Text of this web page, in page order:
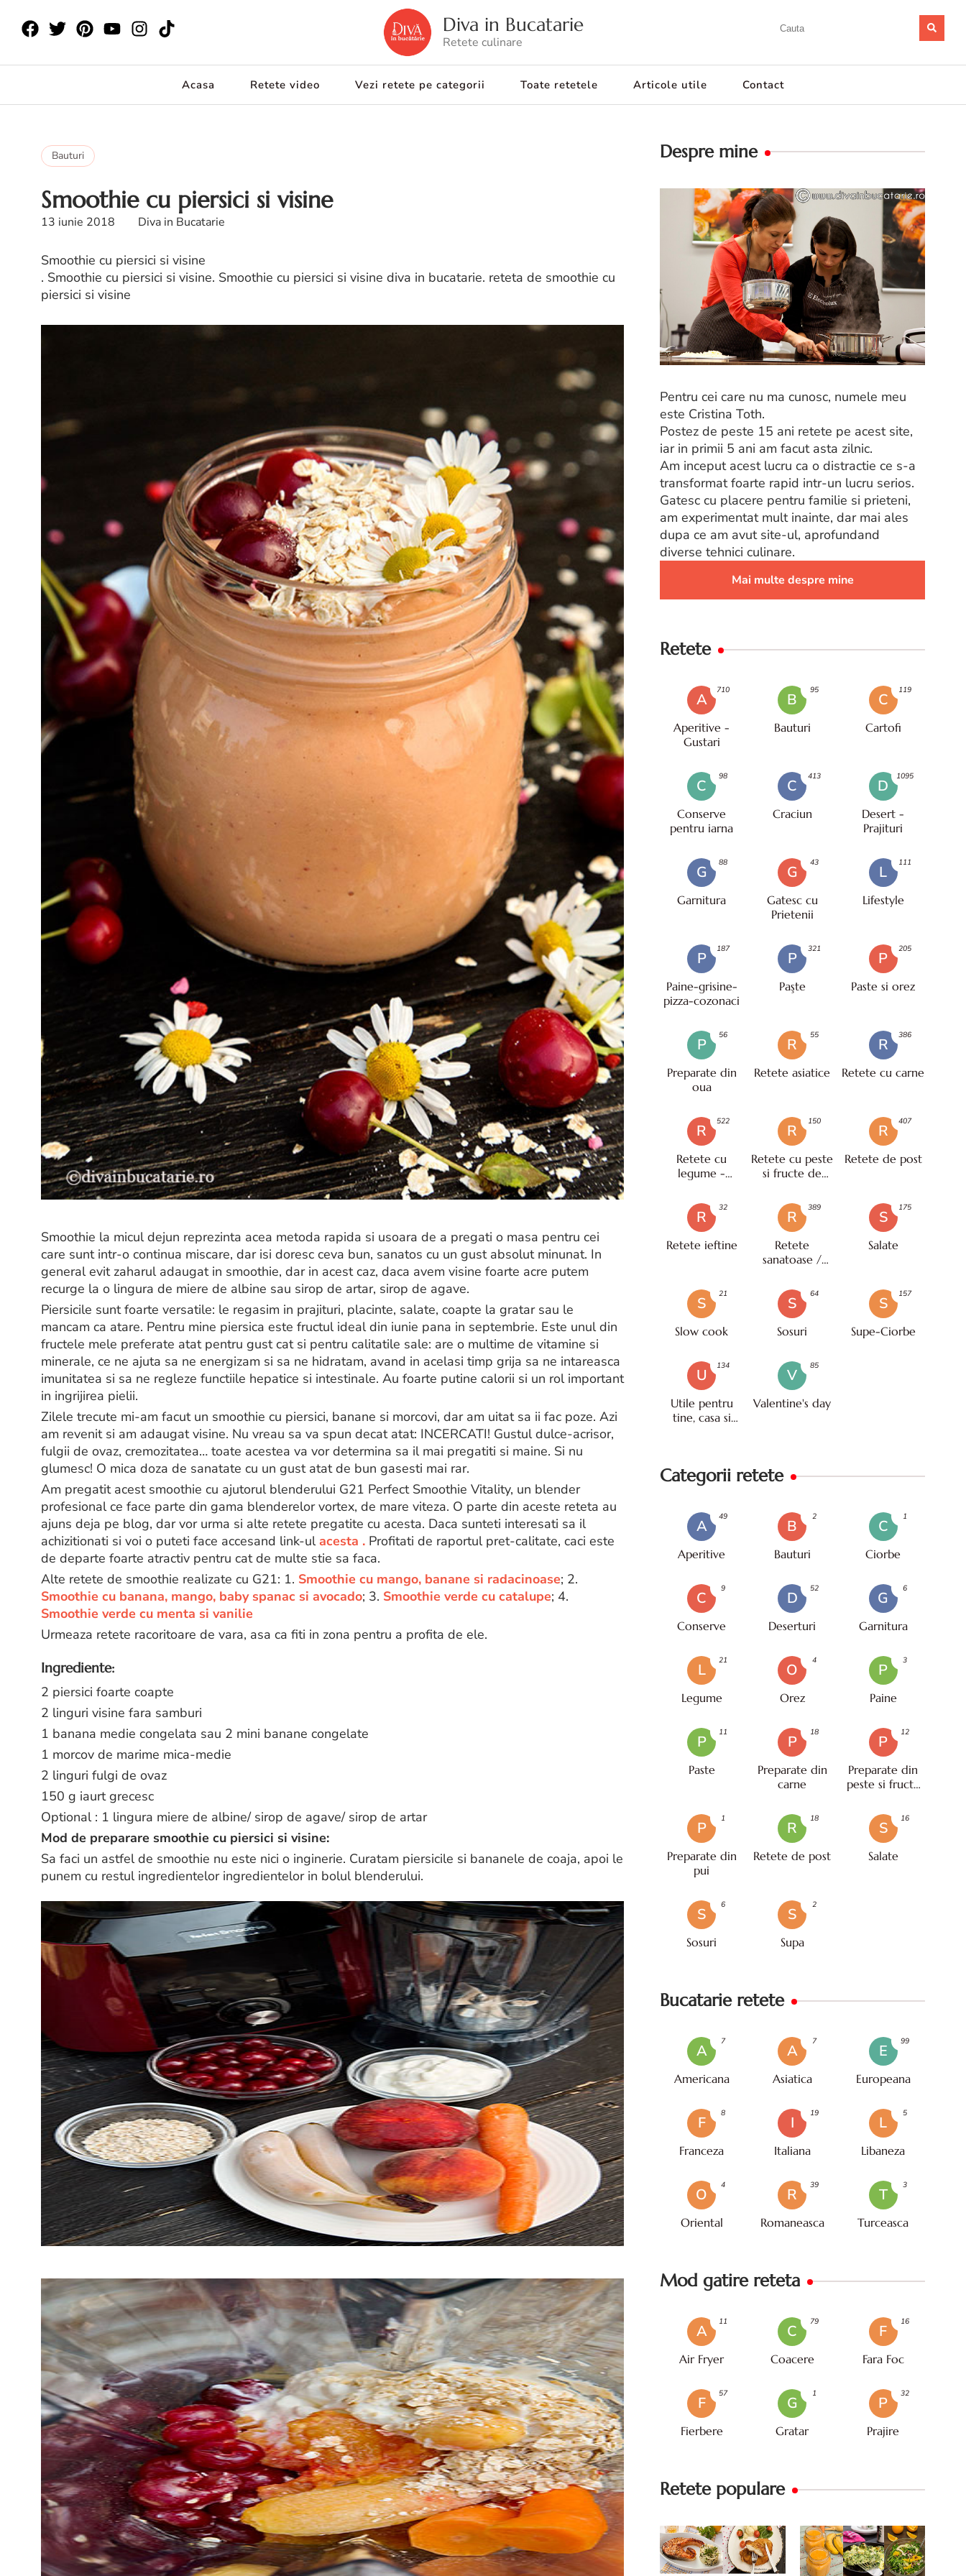
Diva in Bucatarie
Retete culinare
Acasa Retete video Vezi retete pe categorii Toate retetele Articole utile Contact
Bauturi
Smoothie cu piersici si visine
13 iunie 2018 Diva in Bucatarie
Smoothie cu piersici si visine
. Smoothie cu piersici si visine. Smoothie cu piersici si visine diva in bucatarie. reteta de smoothie cu
piersici si visine
Smoothie la micul dejun reprezinta acea metoda rapida si usoara de a pregati o masa pentru cei
care sunt intr-o continua miscare, dar isi doresc ceva bun, sanatos cu un gust absolut minunat. In
general evit zaharul adaugat in smoothie, dar in acest caz, daca avem visine foarte acre putem
recurge la o lingura de miere de albine sau sirop de artar, sirop de agave.
Piersicile sunt foarte versatile: le regasim in prajituri, placinte, salate, coapte la gratar sau le
mancam ca atare. Pentru mine piersica este fructul ideal din iunie pana in septembrie. Este unul din
fructele mele preferate atat pentru gust cat si pentru calitatile sale: are o multime de vitamine si
minerale, ce ne ajuta sa ne energizam si sa ne hidratam, avand in acelasi timp grija sa ne intareasca
imunitatea si sa ne regleze functiile hepatice si intestinale. Au foarte putine calorii si un rol important
in ingrijirea pielii.
Zilele trecute mi-am facut un smoothie cu piersici, banane si morcovi, dar am uitat sa ii fac poze. Azi
am revenit si am adaugat visine. Nu vreau sa va spun decat atat: INCERCATI! Gustul dulce-acrisor,
fulgii de ovaz, cremozitatea… toate acestea va vor determina sa il mai pregatiti si maine. Si nu
glumesc! O mica doza de sanatate cu un gust atat de bun gasesti mai rar.
Am pregatit acest smoothie cu ajutorul blenderului G21 Perfect Smoothie Vitality, un blender
profesional ce face parte din gama blenderelor vortex, de mare viteza. O parte din aceste reteta au
ajuns deja pe blog, dar vor urma si alte retete pregatite cu acesta. Daca sunteti interesati sa il
achizitionati si voi o puteti face accesand link-ulacesta . Profitati de raportul pret-calitate, caci este
de departe foarte atractiv pentru cat de multe stie sa faca.
Alte retete de smoothie realizate cu G21: 1. Smoothie cu mango, banane si radacinoase; 2.
Smoothie cu banana, mango, baby spanac si avocado; 3. Smoothie verde cu catalupe; 4.
Smoothie verde cu menta si vanilie
Urmeaza retete racoritoare de vara, asa ca fiti in zona pentru a profita de ele.
Ingrediente:
2 piersici foarte coapte
2 linguri visine fara samburi
1 banana medie congelata sau 2 mini banane congelate
1 morcov de marime mica-medie
2 linguri fulgi de ovaz
150 g iaurt grecesc
Optional : 1 lingura miere de albine/ sirop de agave/ sirop de artar
Mod de preparare smoothie cu piersici si visine:
Sa faci un astfel de smoothie nu este nici o inginerie. Curatam piersicile si bananele de coaja, apoi le
punem cu restul ingredientelor ingredientelor in bolul blenderului.
Despre mine
Pentru cei care nu ma cunosc, numele meu
este Cristina Toth.
Postez de peste 15 ani retete pe acest site,
iar in primii 5 ani am facut asta zilnic.
Am inceput acest lucru ca o distractie ce s-a
transformat foarte rapid intr-un lucru serios.
Gatesc cu placere pentru familie si prieteni,
am experimentat mult inainte, dar mai ales
dupa ce am avut site-ul, aprofundand
diverse tehnici culinare.
Mai multe despre mine
Retete
A
Aperitive -
Gustari
710
B
Bauturi
95
C
Cartofi
119
C
Conserve
pentru iarna
98
C
Craciun
413
D
Desert -
Prajituri
1095
G
Garnitura
88
G
Gatesc cu
Prietenii
43
L
Lifestyle
111
P
Paine-grisine-
pizza-cozonaci
187
P
Paşte
321
P
Paste si orez
205
P
Preparate din
oua
56
R
Retete asiatice
55
R
Retete cu carne
386
R
Retete cu
legume -
522
R
Retete cu peste
si fructe de
150
R
Retete de post
407
R
Retete ieftine
32
R
Retete
sanatoase /
389
S
Salate
175
S
Slow cook
21
S
Sosuri
64
S
Supe-Ciorbe
157
U
Utile pentru
tine, casa si
134
V
Valentine's day
85
Categorii retete
A
Aperitive
49
B
Bauturi
2
C
Ciorbe
1
C
Conserve
9
D
Deserturi
52
G
Garnitura
6
L
Legume
21
O
Orez
4
P
Paine
3
P
Paste
11
P
Preparate din
carne
18
P
Preparate din
peste si fructe
12
P
Preparate din
pui
1
R
Retete de post
18
S
Salate
16
S
Sosuri
6
S
Supa
2
Bucatarie retete
A
Americana
7
A
Asiatica
7
E
Europeana
99
F
Franceza
8
I
Italiana
19
L
Libaneza
5
O
Oriental
4
R
Romaneasca
39
T
Turceasca
3
Mod gatire reteta
A
Air Fryer
11
C
Coacere
79
F
Fara Foc
16
F
Fierbere
57
G
Gratar
1
P
Prajire
32
Retete populare